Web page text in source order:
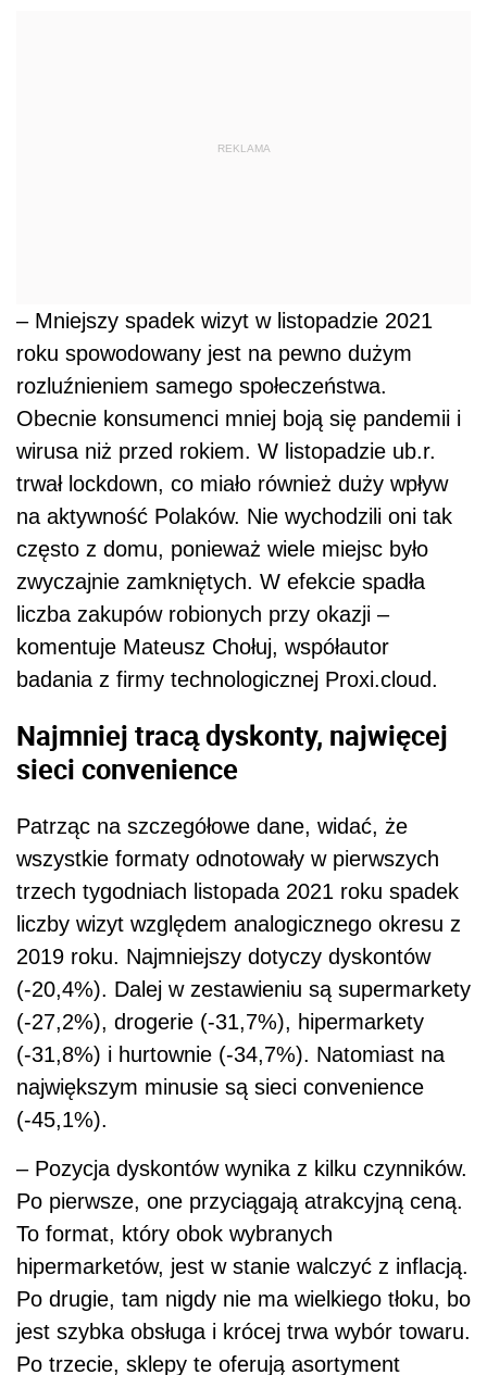
REKLAMA
– Mniejszy spadek wizyt w listopadzie 2021
roku spowodowany jest na pewno dużym
rozluźnieniem samego społeczeństwa.
Obecnie konsumenci mniej boją się pandemii i
wirusa niż przed rokiem. W listopadzie ub.r.
trwał lockdown, co miało również duży wpływ
na aktywność Polaków. Nie wychodzili oni tak
często z domu, ponieważ wiele miejsc było
zwyczajnie zamkniętych. W efekcie spadła
liczba zakupów robionych przy okazji –
komentuje Mateusz Chołuj, współautor
badania z firmy technologicznej Proxi.cloud.
Najmniej tracą dyskonty, najwięcej
sieci convenience
Patrząc na szczegółowe dane, widać, że
wszystkie formaty odnotowały w pierwszych
trzech tygodniach listopada 2021 roku spadek
liczby wizyt względem analogicznego okresu z
2019 roku. Najmniejszy dotyczy dyskontów
(-20,4%). Dalej w zestawieniu są supermarkety
(-27,2%), drogerie (-31,7%), hipermarkety
(-31,8%) i hurtownie (-34,7%). Natomiast na
największym minusie są sieci convenience
(-45,1%).
– Pozycja dyskontów wynika z kilku czynników.
Po pierwsze, one przyciągają atrakcyjną ceną.
To format, który obok wybranych
hipermarketów, jest w stanie walczyć z inflacją.
Po drugie, tam nigdy nie ma wielkiego tłoku, bo
jest szybka obsługa i krócej trwa wybór towaru.
Po trzecie, sklepy te oferują asortyment